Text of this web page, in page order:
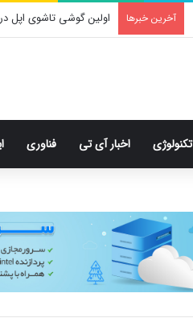
آخرین خبرها اولین گوشی تاشوی اپل
تکنولوژی اخبار آی تی فناوری